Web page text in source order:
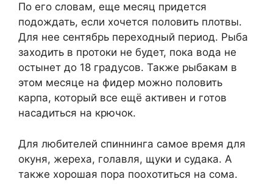
По его словам, еще месяц придется
подождать, если хочется половить плотвы.
Для нее сентябрь переходный период. Рыба
заходить в протоки не будет, пока вода не
остынет до 18 градусов. Также рыбакам в
этом месяце на фидер можно половить
карпа, который все ещё активен и готов
насадиться на крючок.
Для любителей спиннинга самое время для
окуня, жереха, голавля, щуки и судака. А
также хорошая пора поохотиться на сома.